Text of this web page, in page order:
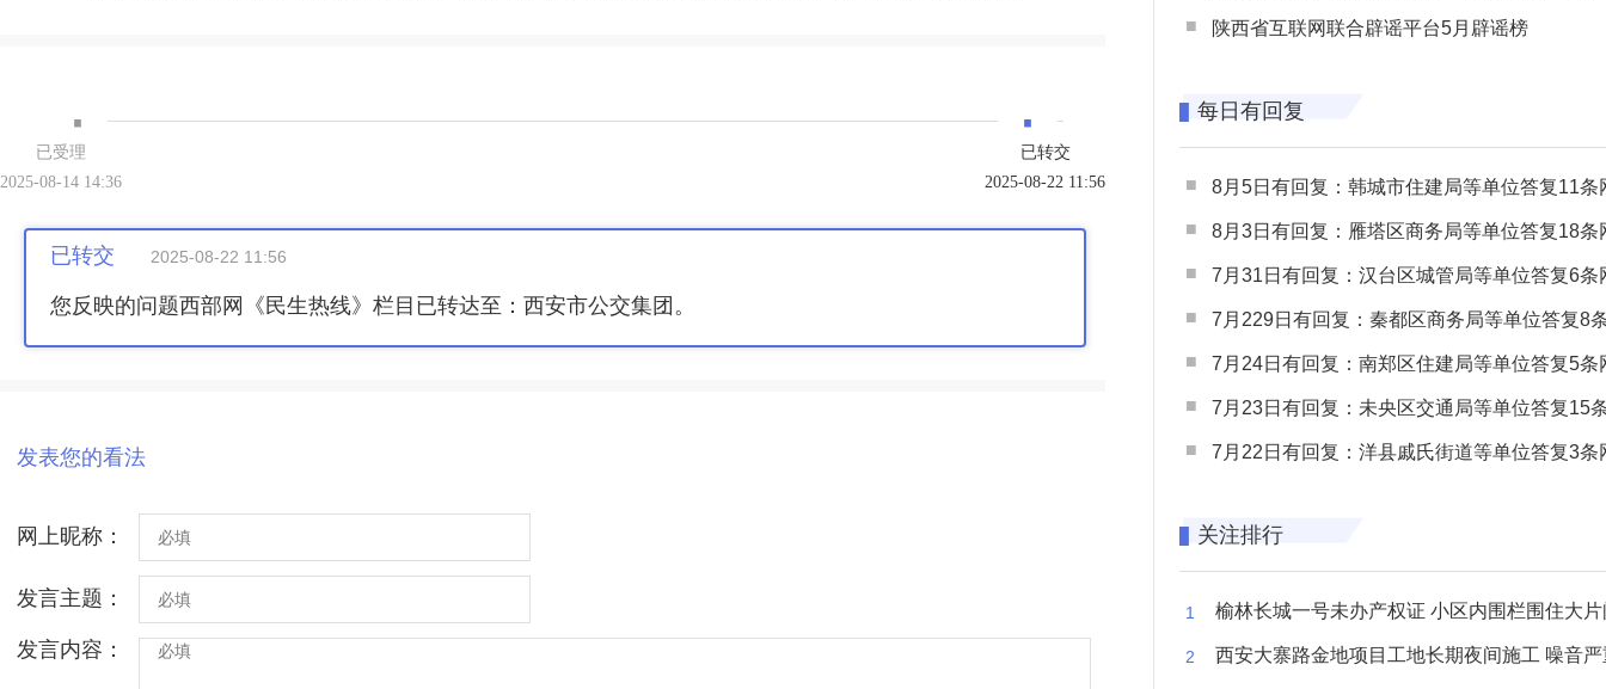
· ·
已受理
2025-08-14 14:36
已转交
2025-08-22 11:56
已转交 2025-08-22 11:56
您反映的问题西部网《民生热线》栏目已转达至： 西安市公交集团 。
发表您的看法
网上昵称：
发言主题：
发言内容：
陕西省互联网联合辟谣平台5月辟谣榜
每日有回复
8月5日有回复：韩城市住建局等单位答复11条网民
8月3日有回复：雁塔区商务局等单位答复18条网民
7月31日有回复：汉台区城管局等单位答复6条网民
7月229日有回复：秦都区商务局等单位答复8条网民
7月24日有回复：南郑区住建局等单位答复5条网民
7月23日有回复：未央区交通局等单位答复15条网民
7月22日有回复：洋县戚氏街道等单位答复3条网民
关注排行
榆林长城一号未办产权证 小区内围栏围住大片闲置
西安大寨路金地项目工地长期夜间施工 噪音严重